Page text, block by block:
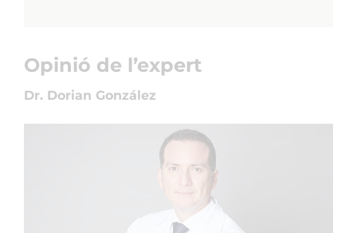
Opinió de l’expert
Dr. Dorian González